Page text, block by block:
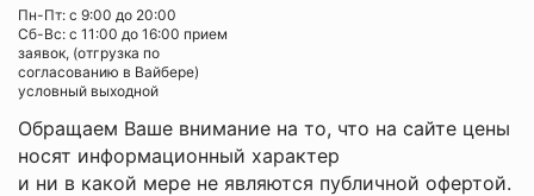
Пн-Пт: с 9:00 до 20:00
Cб-Вс: с 11:00 до 16:00 прием
заявок, (отгрузка по
согласованию в Вайбере)
условный выходной
Обращаем Ваше внимание на то, что на сайте цены
носят информационный характер
и ни в какой мере не являются публичной офертой.